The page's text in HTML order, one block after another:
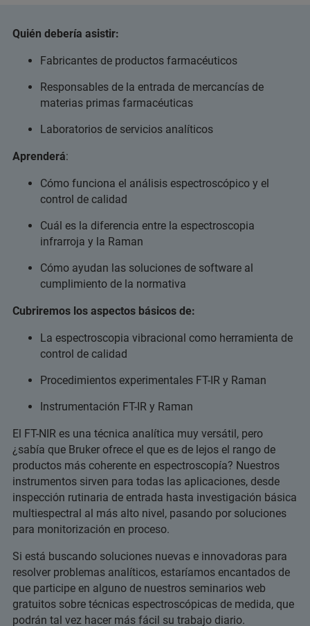
Quién debería asistir:
Fabricantes de productos farmacéuticos
Responsables de la entrada de mercancías de
materias primas farmacéuticas
Laboratorios de servicios analíticos
Aprenderá:
Cómo funciona el análisis espectroscópico y el
control de calidad
Cuál es la diferencia entre la espectroscopia
infrarroja y la Raman
Cómo ayudan las soluciones de software al
cumplimiento de la normativa
Cubriremos los aspectos básicos de:
La espectroscopia vibracional como herramienta de
control de calidad
Procedimientos experimentales FT-IR y Raman
Instrumentación FT-IR y Raman
El FT-NIR es una técnica analítica muy versátil, pero
¿sabía que Bruker ofrece el que es de lejos el rango de
productos más coherente en espectroscopía? Nuestros
instrumentos sirven para todas las aplicaciones, desde
inspección rutinaria de entrada hasta investigación básica
multiespectral al más alto nivel, pasando por soluciones
para monitorización en proceso.
Si está buscando soluciones nuevas e innovadoras para
resolver problemas analíticos, estaríamos encantados de
que participe en alguno de nuestros seminarios web
gratuitos sobre técnicas espectroscópicas de medida, que
podrán tal vez hacer más fácil su trabajo diario.